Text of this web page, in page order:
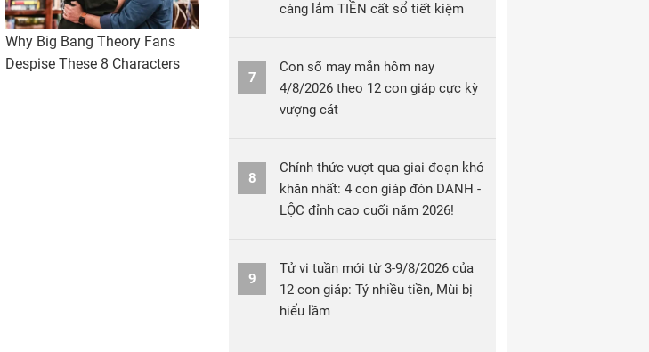
càng lắm TIỀN cất sổ tiết kiệm
7
Con số may mắn hôm nay
4/8/2026 theo 12 con giáp cực kỳ
vượng cát
8
Chính thức vượt qua giai đoạn khó
khăn nhất: 4 con giáp đón DANH -
LỘC đỉnh cao cuối năm 2026!
9
Tử vi tuần mới từ 3-9/8/2026 của
12 con giáp: Tý nhiều tiền, Mùi bị
hiểu lầm